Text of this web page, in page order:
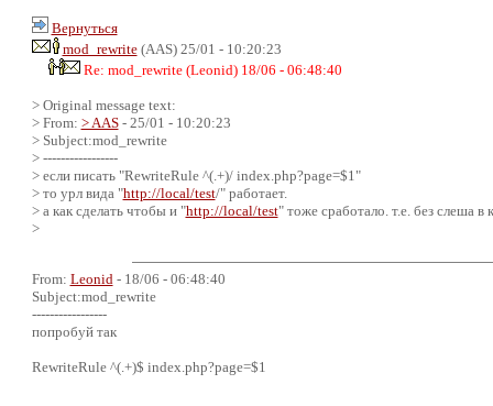
Вернуться
mod_rewrite(AAS) 25/01 - 10:20:23
Re: mod_rewrite (Leonid) 18/06 - 06:48:40
> Original message text:
> From: > AAS- 25/01 - 10:20:23
> Subject:mod_rewrite
> -----------------
> если писать "RewriteRule ^(.+)/ index.php?page=$1"
> то урл вида "http://local/test/" работает.
> а как сделать чтобы и "http://local/test" тоже сработало. т.е. без слеша в
>
From: Leonid - 18/06 - 06:48:40
Subject:mod_rewrite
-----------------
попробуй так
RewriteRule ^(.+)$ index.php?page=$1